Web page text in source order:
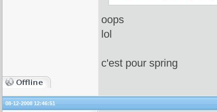
oops
lol
c'est pour spring
08-12-2008 12:46:51